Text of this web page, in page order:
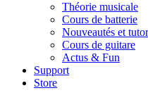
Théorie musicale
Cours de batterie
Nouveautés et
Cours de guitare
Actus & Fun
Support
Store